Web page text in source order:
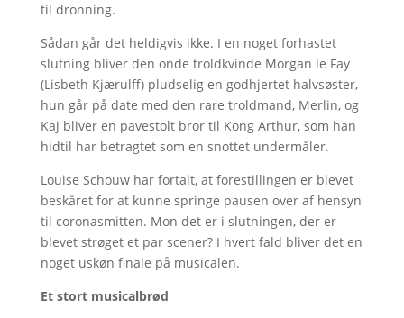
til dronning.
Sådan går det heldigvis ikke. I en noget forhastet
slutning bliver den onde troldkvinde Morgan le Fay
(Lisbeth Kjærulff) pludselig en godhjertet halvsøster,
hun går på date med den rare troldmand, Merlin, og
Kaj bliver en pavestolt bror til Kong Arthur, som han
hidtil har betragtet som en snottet undermåler.
Louise Schouw har fortalt, at forestillingen er blevet
beskåret for at kunne springe pausen over af hensyn
til coronasmitten. Mon det er i slutningen, der er
blevet strøget et par scener? I hvert fald bliver det en
noget uskøn finale på musicalen.
Et stort musicalbrød